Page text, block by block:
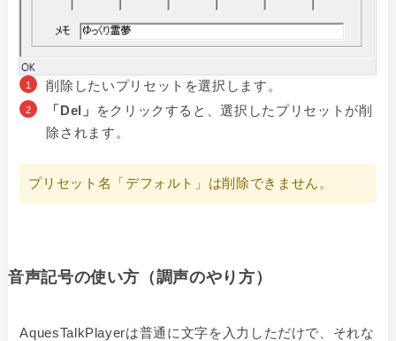
削除したいプリセットを選択します。
「Del」
をクリックすると、選択したプリセットが削
除されます。
プリセット名「デフォルト」は削除できません。
音声記号の使い方（調声のやり方）
AquesTalkPlayerは普通に文字を入力しただけで、それな